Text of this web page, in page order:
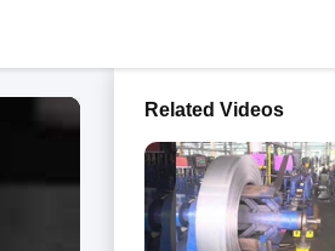
Related Videos